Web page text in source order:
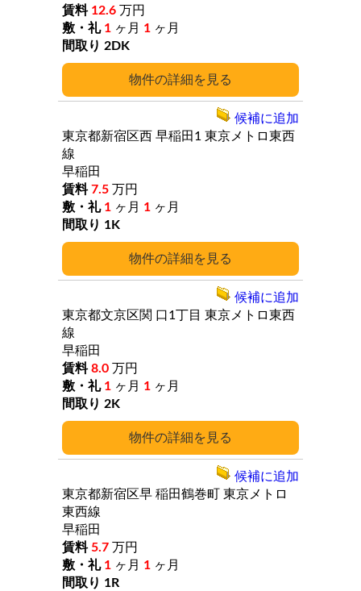
詳細
12.6 万円
1 ヶ月 1 ヶ月
2DK
詳細
東京都新宿区西 早稲田1 東京メトロ東西
線
早稲田
7.5 万円
1 ヶ月 1 ヶ月
1K
候補に追加
詳細
東京都文京区関 口1丁目 東京メトロ東西
線
早稲田
8.0 万円
1 ヶ月 1 ヶ月
2K
候補に追加
東京都新宿区早 稲田鶴巻町 東京メトロ
東西線
早稲田
5.7 万円
1 ヶ月 1 ヶ月
1R
候補に追加